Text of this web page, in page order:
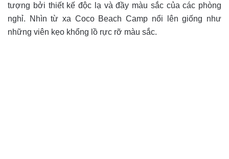
tượng bởi thiết kế độc lạ và đầy màu sắc của các phòng
nghỉ. Nhìn từ xa Coco Beach Camp nổi lên giống như
những viên kẹo khổng lồ rực rỡ màu sắc.